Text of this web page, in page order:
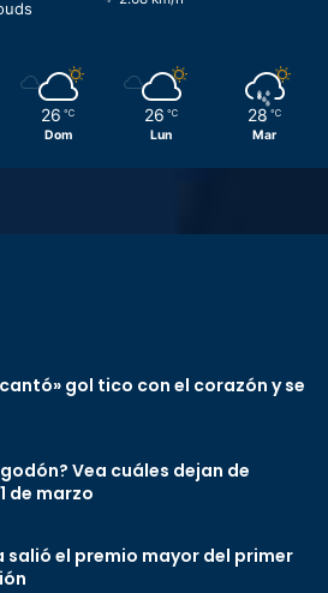
26 ℃
Dom
26 ℃
Lun
28 ℃
Mar
gol tico con el corazón y se
Vea cuáles dejan de
de marzo
salió el premio mayor del primer